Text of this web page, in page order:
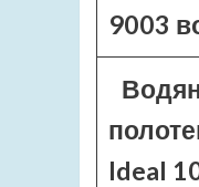
9003
Ideal